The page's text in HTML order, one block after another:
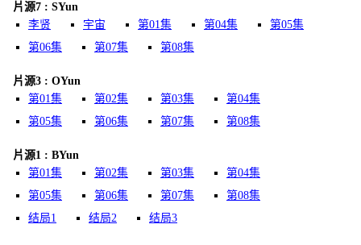
片源7 : SYun
李贤
宇宙 第01集 第04集
第05集
第06集
第07集 第08集
片源3 : OYun
第01集
第02集 第03集
第04集
第05集
第06集 第07集 第08集
片源1 : BYun
第01集
第02集 第03集
第04集
第05集
第06集 第07集
第08集
结局1
结局2 结局3